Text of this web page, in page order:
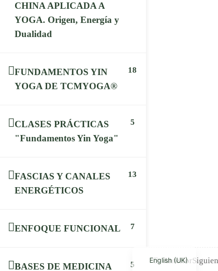
CHINA APLICADA A
YOGA. Origen, Energía y
Dualidad
FUNDAMENTOS YIN
YOGA DE TCMYOGA®
18
CLASES PRÁCTICAS
"Fundamentos Yin Yoga"
5
FASCIAS Y CANALES
ENERGÉTICOS
13
ENFOQUE FUNCIONAL 7
BASES DE MEDICINA 5 Anterior
HOLÍSTICA FORMACIÓN
Equipo
English (UK)